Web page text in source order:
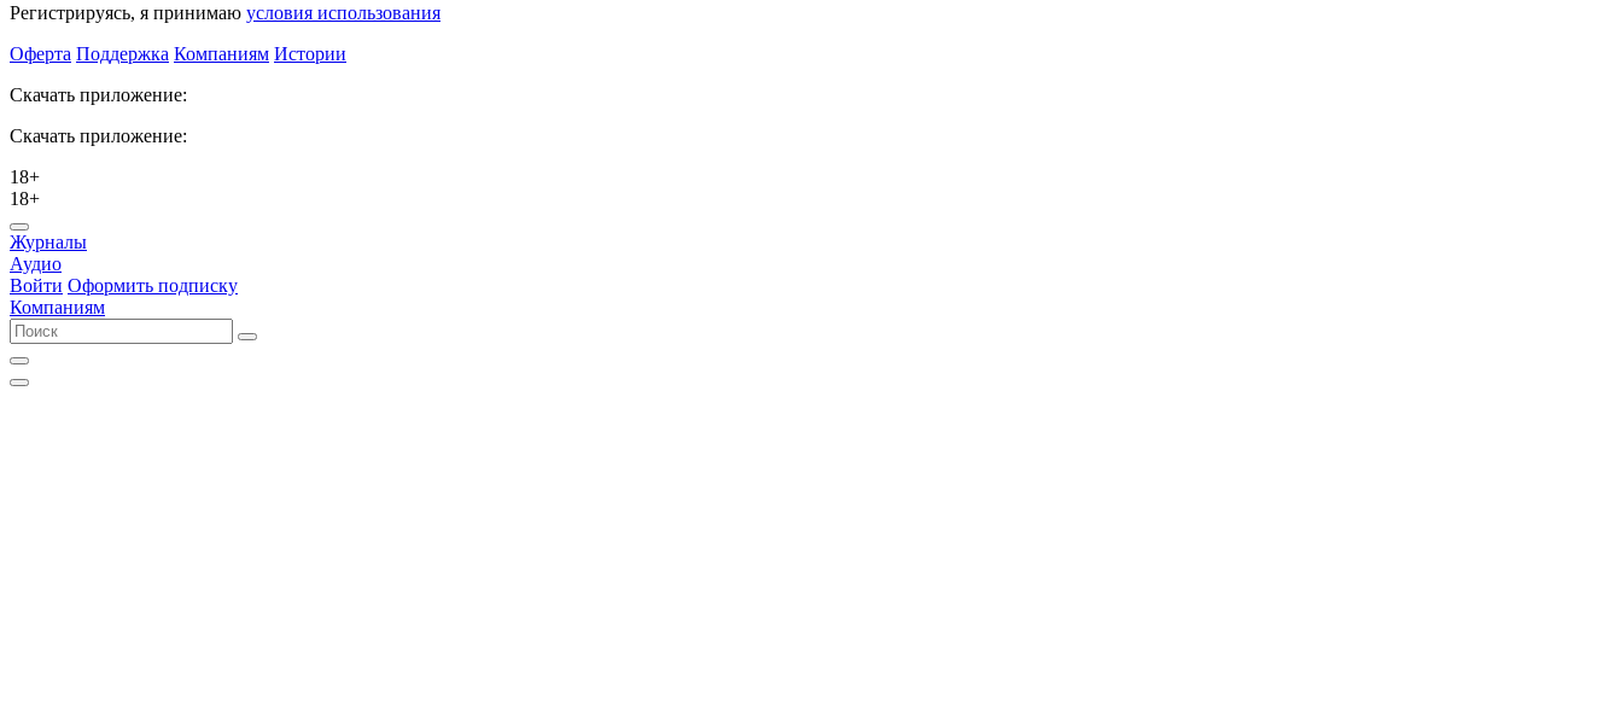
Регистрируясь, я принимаю условия использования
Оферта Поддержка Компаниям Истории
Скачать приложение:
Скачать приложение:
18+
18+
Журналы
Аудио
Войти Оформить подписку
Компаниям